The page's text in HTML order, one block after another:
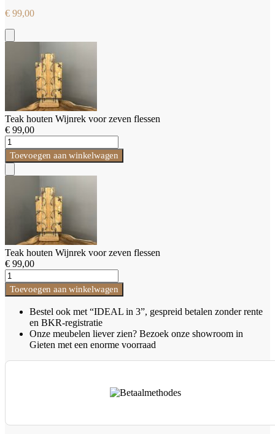
€ 99,00
Teak houten Wijnrek voor zeven flessen
€ 99,00
Teak
houten
Wijnrek
voor
Toevoegen aan winkelwagen
Teak houten Wijnrek voor zeven flessen
€ 99,00
Teak
houten
Wijnrek
flessen
Toevoegen aan winkelwagen
Bestel ook met “IDEAL in 3”, gespreid betalen zonder rente
en BKR-registratie
Onze meubelen liever zien? Bezoek onze showroom in
Gieten met een enorme voorraad